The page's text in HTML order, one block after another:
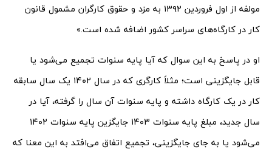
مولفه از اول فروردین ۱۳۹۲ به مزد و حقوق کارگران مشمول قانون
کار در کارگاه‌های سراسر کشور اضافه شده است.»
او در پاسخ به این سوال که آیا پایه سنوات تجمیع می‌شود یا
قابل جایگزینی است؛ مثلاً کارگری که در سال ۱۴۰۲ یک سال سابقه
کار در یک کارگاه داشته و پایه سنوات آن سال را گرفته، آیا در
سال جدید، مبلغ پایه سنوات ۱۴۰۳ جایگزین پایه سنوات ۱۴۰۲
می‌شود یا به جای جایگزینی، تجمیع اتفاق می‌افتد به این معنا که